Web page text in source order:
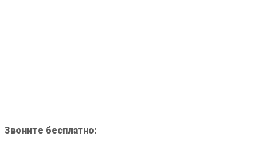
Звоните бесплатно: